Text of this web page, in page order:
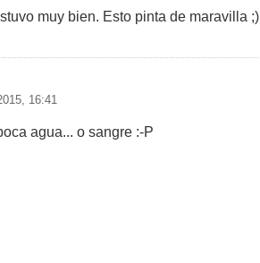
muy bien. Esto pinta de maravilla ;)
16:41
agua... o sangre :-P